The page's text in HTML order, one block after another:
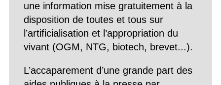
une information mise gratuitement à la
disposition de toutes et tous sur
l’artificialisation et l’appropriation du
vivant (OGM, NTG, biotech, brevet...).
L’accaparement d’une grande part des